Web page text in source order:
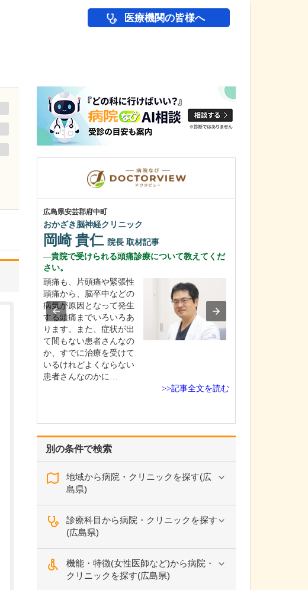
医療機関の皆様へ
別の条件で検索
地域から病院・クリニックを探す(広
島県)
診療科目から病院・クリニックを探す
(広島県)
機能・特徴(女性医師など)から病院・
クリニックを探す(広島県)
広島県安芸郡府中町
おかざき脳神経クリニック
岡崎 貴仁 院長 取材記事
貴院で受けられる頭痛診療について教えてくだ
さい。
頭痛も、片頭痛や緊張性
頭痛から、脳卒中などの
病気が原因となって発生
する頭痛までいろいろあ
ります。また、症状が出
て間もない患者さんなの
か、すでに治療を受けて
いるけれどよくならない
患者さんなのかに…
>>記事全文を読む